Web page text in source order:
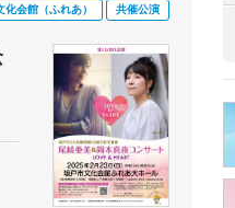
化会館（ふれあ） 共催公演